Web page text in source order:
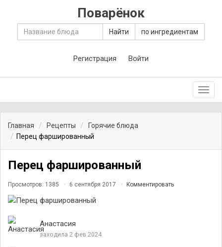
Поварёнок
Найти по ингредиентам
Регистрация Войти
Главная Рецепты
Горячие блюда
Перец фаршированный
Перец фаршированный
Просмотров: 1385 6 сентября 2017 Комментировать
Анастасия
заходила 2 фев 2024